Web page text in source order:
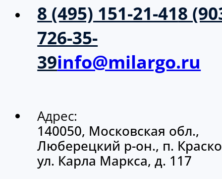
8 (495) 151-21-418
726-35-
39info@milargo.ru
Адрес:
140050, Московская обл.,
Люберецкий р-он., п.
ул. Карла Маркса, д. 117